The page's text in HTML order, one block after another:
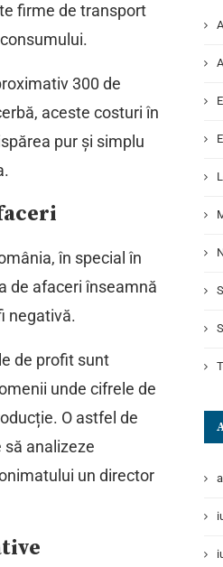
firme de transport
300 de
aceste costuri în
pur și simplu
în special în
de afaceri înseamnă
negativă.
de profit sunt
unde cifrele de
O astfel de
analizeze
un director